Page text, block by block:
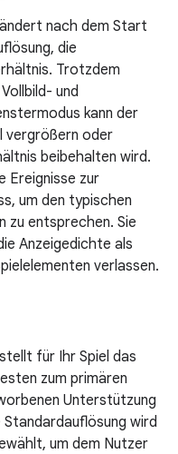
nach dem Start
die
Trotzdem
und
kann der
vergrößern oder
beibehalten wird.
Ereignisse zur
um den typischen
zu entsprechen. Sie
Anzeigedichte als
verlassen.
für Ihr Spiel das
zum primären
Unterstützung
wird
um dem Nutzer